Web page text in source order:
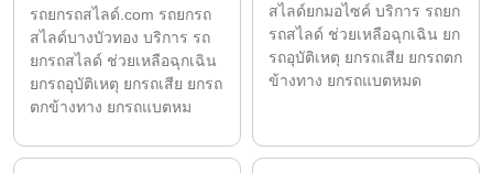
รถยกรถสไลด์.com รถยกรถ
สไลด์บางบัวทอง บริการ รถ
ยกรถสไลด์ ช่วยเหลือฉุกเฉิน
ยกรถอุบัติเหตุ ยกรถเสีย ยกรถ
ตกข้างทาง ยกรถแบตหม
สไลด์ยกมอไซค์ บริการ รถยก
รถสไลด์ ช่วยเหลือฉุกเฉิน ยก
รถอุบัติเหตุ ยกรถเสีย ยกรถตก
ข้างทาง ยกรถแบตหมด